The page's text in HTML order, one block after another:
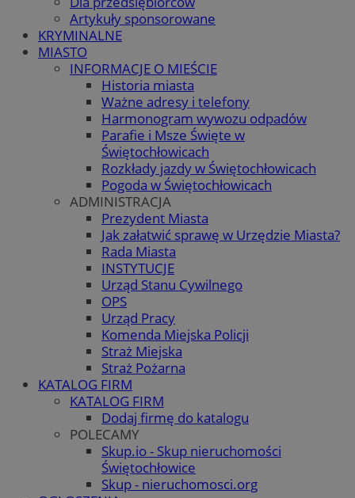
Artykuły sponsorowane
KRYMINALNE
MIASTO
INFORMACJE O MIEŚCIE
Historia miasta
Ważne adresy i telefony
Harmonogram wywozu odpadów
Parafie i Msze Święte w
Świętochłowicach
Rozkłady jazdy w Świętochłowicach
Pogoda w Świętochłowicach
ADMINISTRACJA
Prezydent Miasta
Jak załatwić sprawę w Urzędzie Miasta?
Rada Miasta
INSTYTUCJE
Urząd Stanu Cywilnego
OPS
Urząd Pracy
Komenda Miejska Policji
Straż Miejska
Straż Pożarna
KATALOG FIRM
KATALOG FIRM
Dodaj firmę do katalogu
POLECAMY
Skup.io - Skup nieruchomości
Świętochłowice
Skup - nieruchomosci.org